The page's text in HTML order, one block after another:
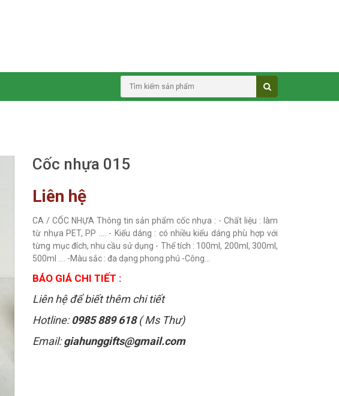
Cốc nhựa 015
Liên hệ
CA / CỐC NHỰA Thông tin sản phẩm cốc nhựa : - Chất liệu : làm
từ nhựa PET, PP .... - Kiểu dáng : có nhiều kiểu dáng phù hợp với
từng mục đích, nhu cầu sử dụng - Thể tích : 100ml, 200ml, 300ml,
500ml .... -Màu sắc : đa dạng phong phú -Công...
BÁO GIÁ CHI TIẾT :
Liên hệ để biết thêm chi tiết
Hotline:0985 889 618( Ms Thư)
Email:giahunggifts@gmail.com